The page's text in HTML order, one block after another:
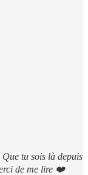
tu sois là depuis
de me lire ❤️